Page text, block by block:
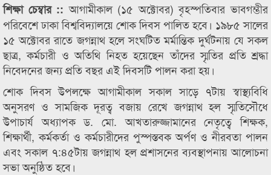
শিক্ষা চেম্বার ::আগামীকাল (১৫ অক্টোবর) বৃহস্পতিবার ভাবগম্ভীর
পরিবেশে ঢাকা বিশ্ববিদ্যালয়ে শোক দিবস পালিত হবে। ১৯৮৫ সালের
১৫ অক্টোবর রাতে জগন্নাথ হলে সংঘটিত মর্মান্তিক দুর্ঘটনায় যে সকল
ছাত্র, কর্মচারী ও অতিথি নিহত হয়েছেন তাঁদের স্মৃতির প্রতি শ্রদ্ধা
নিবেদনের জন্য প্রতি বছর এই দিবসটি পালন করা হয়।
শোক দিবস উপলক্ষে আগামীকাল সকাল সাড়ে ৭টায় স্বাস্থ্যবিধি
অনুসরণ ও সামজিক দূরত্ব বজায় রেখে জগন্নাথ হল স্মৃতিসৌধে
উপাচার্য অধ্যাপক ড. মো. আখতারুজ্জামানের নেতৃত্বে শিক্ষক,
শিক্ষার্থী, কর্মকর্তা ও কর্মচারীদের পুস্পস্তবক অর্পণ ও নীরবতা পালন
এবং সকাল ৭:৪৫টায় জগন্নাথ হল প্রশাসনের ব্যবস্থাপনায় আলোচনা
সভা অনুষ্ঠিত হবে।